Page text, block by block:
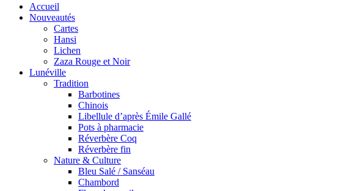
Accueil
Nouveautés
Cartes
Hansi
Lichen
Zaza Rouge et Noir
Lunéville
Tradition
Barbotines
Chinois
Libellule d’après Émile Gallé
Pots à pharmacie
Réverbère Coq
Réverbère fin
Nature & Culture
Bleu Salé / Sanséau
Chambord